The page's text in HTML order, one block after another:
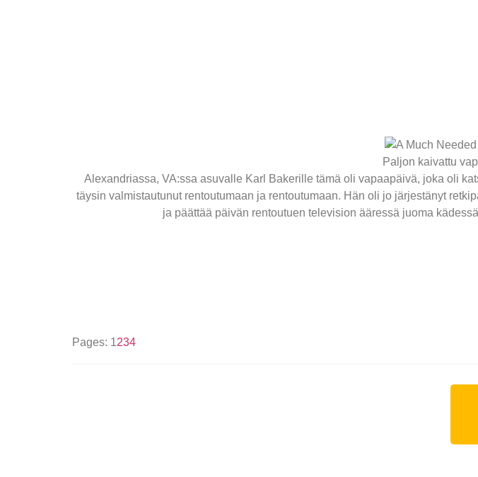
Paljon kaivattu
Alexandriassa, VA:ssa asuvalle Karl Bakerille tämä oli vapaapäivä, joka oli
täysin valmistautunut rentoutumaan ja rentoutumaan. Hän oli jo järjestänyt
ja päättää päivän rentoutuen television ääressä juoma
Pages: 1234